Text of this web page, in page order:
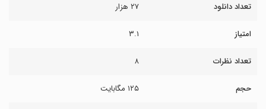
تعداد دانلود ۲۷ هزار
امتیاز ۳.۱
تعداد نظرات ۸
حجم ۱۲۵ مگابایت